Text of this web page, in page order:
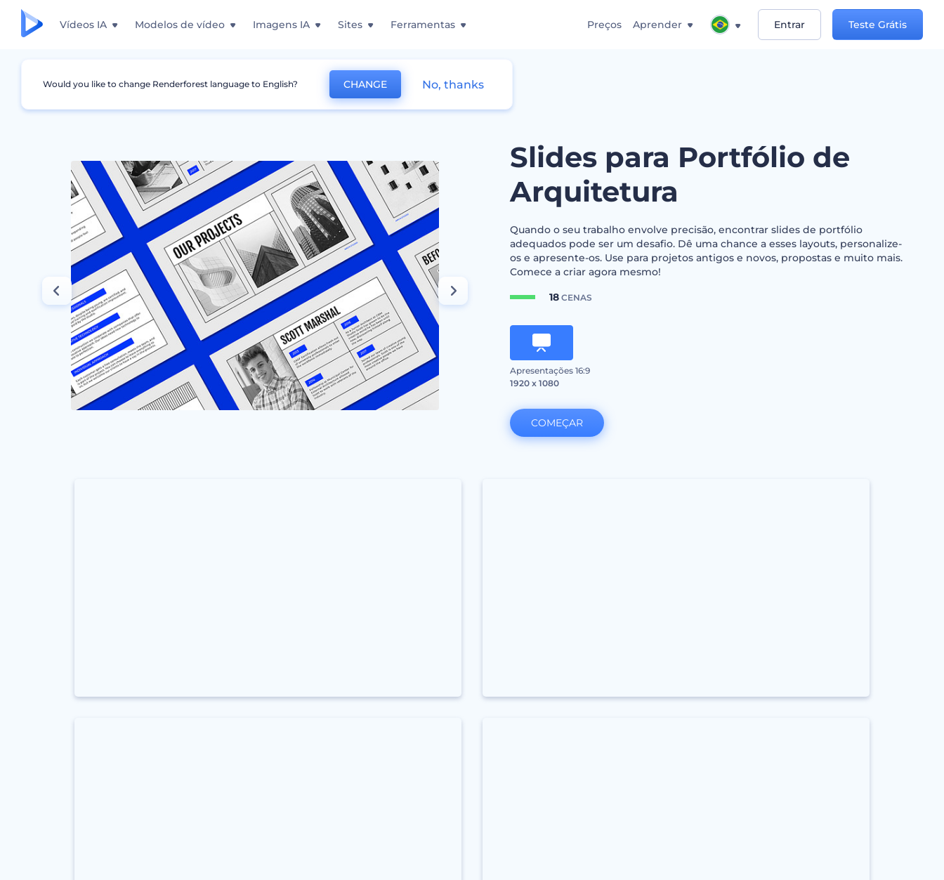
Vídeos IA Modelos de vídeo Imagens IA Sites Ferramentas Preços Aprender Entrar Teste Grátis
Design Gráfico Apresentações Slides para Portfólio de Arquitetura
Slides para Portfólio de
Arquitetura
Quando o seu trabalho envolve precisão, encontrar slides de portfólio
adequados pode ser um desafio. Dê uma chance a esses layouts, personalize-
os e apresente-os. Use para projetos antigos e novos, propostas e muito mais.
Comece a criar agora mesmo!
18CENAS
Apresentações 16:9
1920 x 1080
COMEÇAR
Would you like to change Renderforest language to English? CHANGE No, thanks